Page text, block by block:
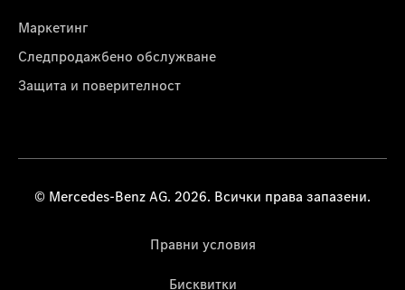
Маркетинг
Следпродажбено обслужване
Защита и поверителност
© Mercedes-Benz AG. 2026. Всички права запазени.
Правни условия
Бисквитки